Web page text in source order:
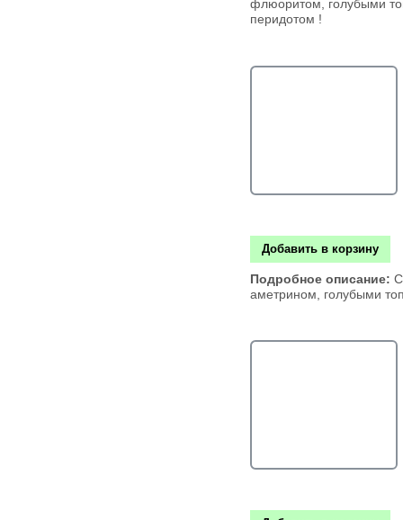
флюоритом, голубыми
перидотом !
Добавить в корзину
Подробное описание:
аметрином, голубыми